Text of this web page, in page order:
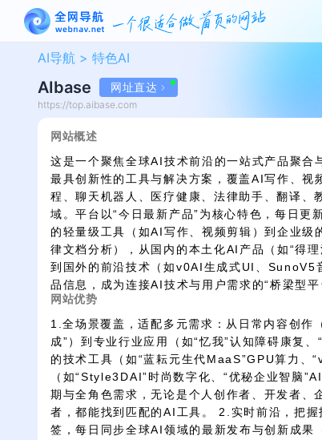
AI导航 >特色AI
AIbase 网址直达
https://top.aibase.com
网站概述
这是一个聚焦全球AI技术前沿的一站式产品聚合
最具创新性的工具与解决方案，覆盖AI写作、视
程、聊天机器人、医疗健康、法律助手、翻译、
域。平台以“今日最新产品”为核心特色，每日更
的轻量级工具（如AI写作、视频剪辑）到企业级
律文档分析），从国内的本土化AI产品（如“得理
到国外的前沿技术（如v0AI生成式UI、SunoV5
品信息，成为连接AI技术与用户需求的“桥梁型平
网站优势
1.全场景覆盖，适配多元需求：从日常内容创作
成”）到专业行业应用（如“忆我”认知障碍康复
的技术工具（如“蓝耘元生代MaaS”GPU算力、
（如“Style3DAI”时尚数字化、“优秘企业智脑
期与全角色需求，无论是个人创作者、开发者、
者，都能找到匹配的AI工具。 2.实时前沿，把握
签，每日同步全球AI领域的最新发布与创新成